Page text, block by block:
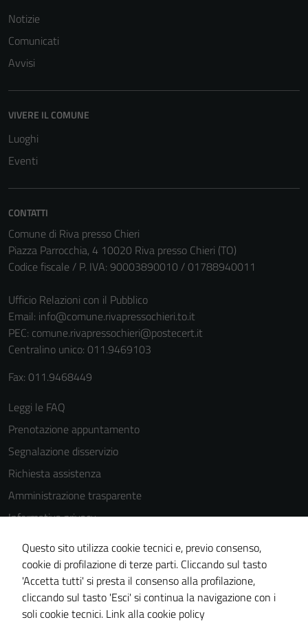
Notizie
Comunicati
Avvisi
VIVERE IL COMUNE
Luoghi
Eventi
CONTATTI
Comune di Riva presso Chieri
Piazza Parrocchia, 4 10020 Riva presso Chieri (TO)
Codice fiscale / P. IVA: 90003890010 / 01788940011
Ufficio Relazioni con il Pubblico
Email: info@comune.rivapressochieri.to.it
PEC: comune.rivapressochieri@postecert.it
Centralino unico: 011.9469103
Fax: 011.9468449
Leggi le FAQ
Prenotazione appuntamento
Segnalazione disservizio
Richiesta assistenza
Amministrazione trasparente
Informativa privacy
Cookie Policy
Note legali
Dichiarazione di accessibilità
Piano di miglioramento del sito
Questo sito utilizza cookie tecnici e, previo consenso,
cookie di profilazione di terze parti. Cliccando sul tasto
'Accetta tutti' si presta il consenso alla profilazione,
cliccando sul tasto 'Esci' si continua la navigazione con i
soli cookie tecnici. Link alla cookie policy
Tecnici
Questi cookie
funzionamento
del sito e non